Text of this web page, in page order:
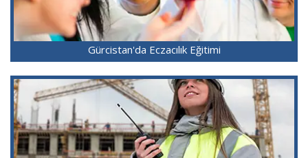
Gürcistan'da Eczacılık Eğitimi